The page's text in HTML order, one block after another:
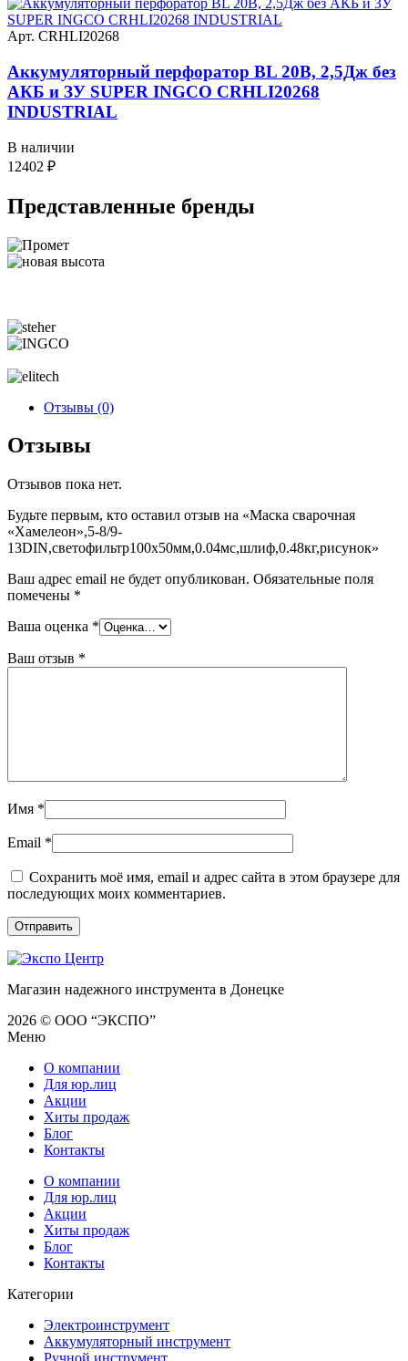
Арт. CRHLI20268
Аккумуляторный перфоратор BL 20В, 2,5Дж без
АКБ и ЗУ SUPER INGCO CRHLI20268
INDUSTRIAL
В наличии
12402 ₽
Представленные бренды
Отзывы (0)
Отзывы
Отзывов пока нет.
Будьте первым, кто оставил отзыв на «Маска сварочная
«Хамелеон»,5-8/9-
13DIN,светофильтр100х50мм,0.04мс,шлиф,0.48кг,рисунок»
Ваш адрес email не будет опубликован. Обязательные поля
помечены *
Ваша оценка *
Ваш отзыв *
Имя *
Email *
Сохранить моё имя, email и адрес сайта в этом браузере для
последующих моих комментариев.
Магазин надежного инструмента в Донецке
2026 © ООО “ЭКСПО”
Меню
О компании
Для юр.лиц
Акции
Хиты продаж
Блог
Контакты
О компании
Для юр.лиц
Акции
Хиты продаж
Блог
Контакты
Категории
Электроинструмент
Аккумуляторный инструмент